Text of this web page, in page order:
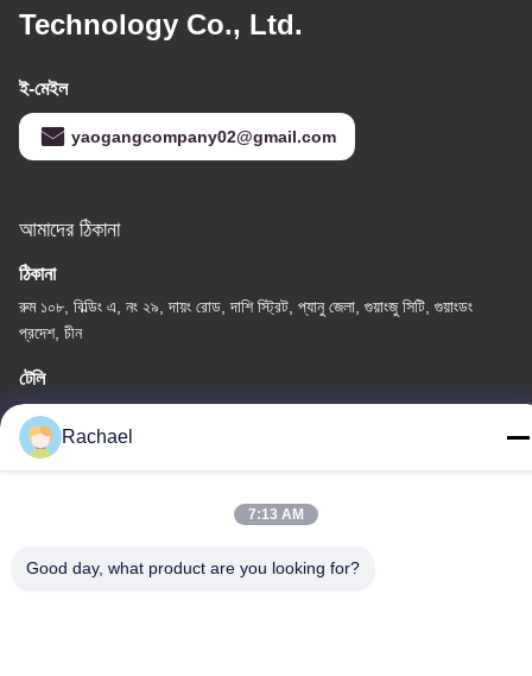
Technology Co., Ltd.
ই-মেইল
yaogangcompany02@gmail.com
আমাদের ঠিকানা
ঠিকানা
রুম ১০৮, বিল্ডিং এ, নং ২৯, দায়ং রোড, দাশি স্ট্রিট, প্যানু জেলা, গুয়াংজু সিটি, গুয়াংডং
প্রদেশ, চীন
টেলি
0086-15112103717
গোপনীয়তা নীতি |সাইট ম্যাপ
Rachael
7:13 AM
Good day, what product are you looking for?